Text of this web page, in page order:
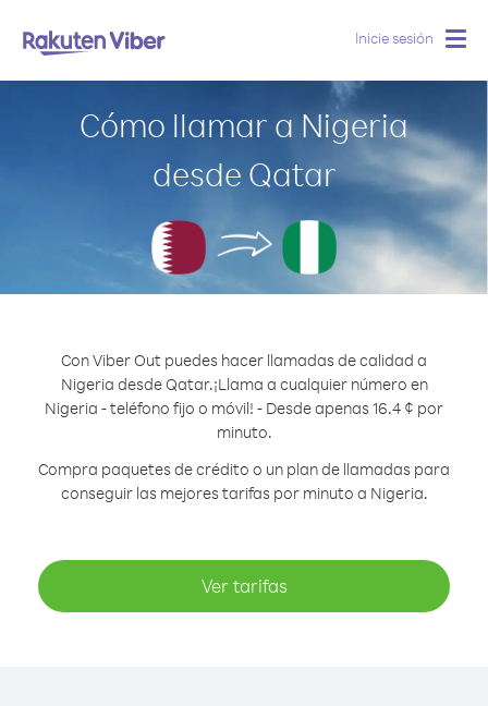
Inicie sesión
Cómo llamar a Nigeria
desde Qatar
Con Viber Out puedes hacer llamadas de calidad a
Nigeria desde Qatar.¡Llama a cualquier número en
Nigeria - teléfono fijo o móvil! - Desde apenas 16.4 ¢ por
minuto.
Compra paquetes de crédito o un plan de llamadas para
conseguir las mejores tarifas por minuto a Nigeria.
Ver tarifas